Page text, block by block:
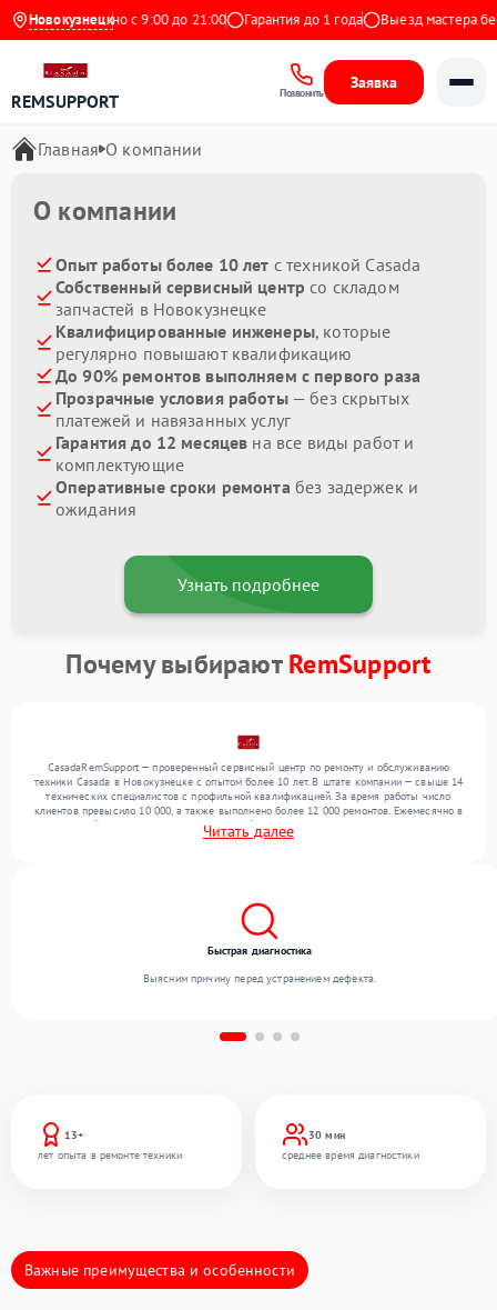
Новокузнецк
Ежедневно с 9:00 до 21:00 Гарантия до 1 года Выезд мастера
REMSUPPORT Позвонить
Заявка
Главная О компании
О компании
Опыт работы более 10 лет с техникой Casada
Собственный сервисный центр со складом
запчастей в Новокузнецке
Квалифицированные инженеры, которые
регулярно повышают квалификацию
До 90% ремонтов выполняем с первого раза
Прозрачные условия работы— без скрытых
платежей и навязанных услуг
Гарантия до 12 месяцев на все виды работ и
комплектующие
Оперативные сроки ремонтабез задержек и
ожидания
Узнать подробнее
Почему выбираютRemSupport
CasadaRemSupport — проверенный сервисный центр по ремонту и обслуживанию
техники Casada в Новокузнецке с опытом более 10 лет. В штате компании — свыше 14
технических специалистов с профильной квалификацией. За время работы число
клиентов превысило 10 000, а также выполнено более 12 000 ремонтов. Ежемесячно в
сервисный центр поступает от 300 устройств, включая , , . Мы устраняем поломки
любой сложности и предлагаем стабильный уровень сервиса благодаря опыту
Читать далее
13+
лет опыта в ремонте техники
30 мин
среднее время диагностики
Быстрая диагностика
Выясним причину перед устранением дефекта.
Важные преимущества и особенности